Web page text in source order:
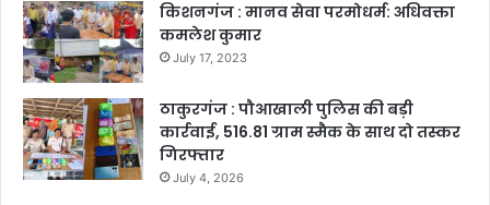
किशनगंज : मानव सेवा परमोधर्म: अधिवक्ता
कमलेश कुमार
July 17, 2023
ठाकुरगंज : पौआखाली पुलिस की बड़ी
कार्रवाई, 516.81 ग्राम स्मैक के साथ दो तस्कर
गिरफ्तार
July 4, 2026